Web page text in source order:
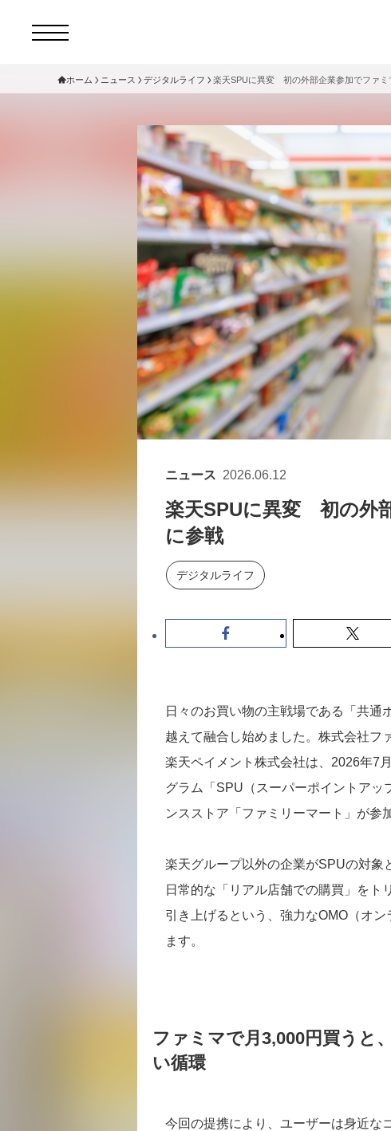
セミナ
サービ
ホーム ニュース デジタルライフ 楽天SPUに異変 初の外部企業参加でファミ
ニュース 2026.06.12
楽天SPUに異変 初の外
に参戦
デジタルライフ
日々のお買い物の主戦場である「共通
越えて融合し始めました。株式会社フ
楽天ペイメント株式会社は、2026年7
グラム「SPU（スーパーポイントアッ
ンスストア「ファミリーマート」が参
楽天グループ以外の企業がSPUの対象
日常的な「リアル店舗での購買」をト
引き上げるという、強力なOMO（オ
ます。
ファミマで月3,000円買うと
い循環
今回の提携により、ユーザーは身近な